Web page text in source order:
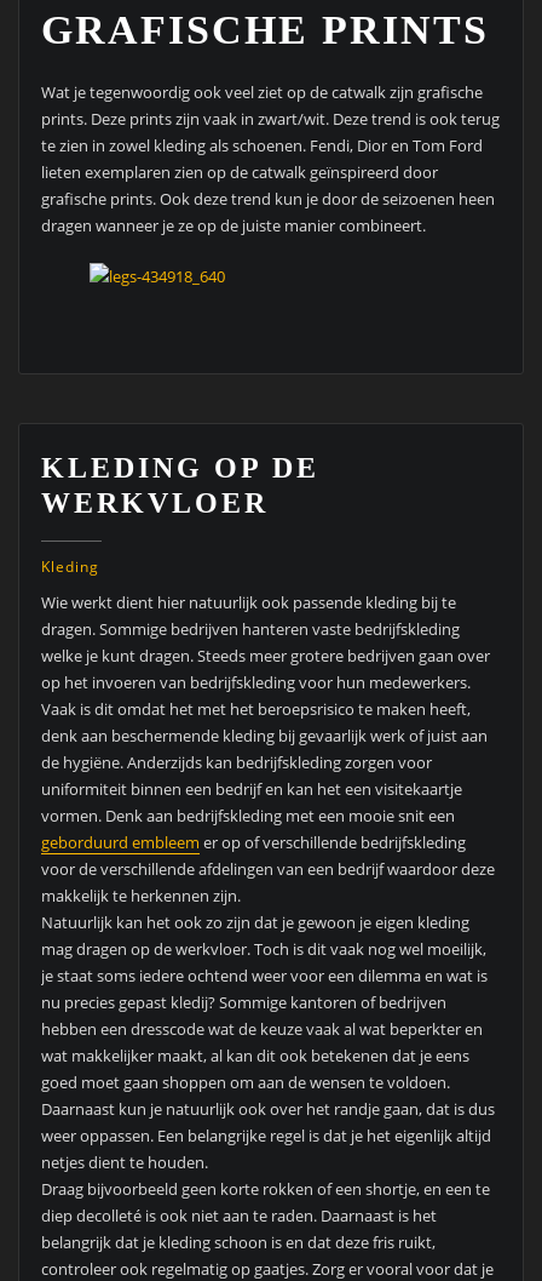
GRAFISCHE PRINTS
Wat je tegenwoordig ook veel ziet op de catwalk zijn grafische
prints. Deze prints zijn vaak in zwart/wit. Deze trend is ook terug
te zien in zowel kleding als schoenen. Fendi, Dior en Tom Ford
lieten exemplaren zien op de catwalk geïnspireerd door
grafische prints. Ook deze trend kun je door de seizoenen heen
dragen wanneer je ze op de juiste manier combineert.
KLEDING OP DE
WERKVLOER
Kleding
Wie werkt dient hier natuurlijk ook passende kleding bij te
dragen. Sommige bedrijven hanteren vaste bedrijfskleding
welke je kunt dragen. Steeds meer grotere bedrijven gaan over
op het invoeren van bedrijfskleding voor hun medewerkers.
Vaak is dit omdat het met het beroepsrisico te maken heeft,
denk aan beschermende kleding bij gevaarlijk werk of juist aan
de hygiëne. Anderzijds kan bedrijfskleding zorgen voor
uniformiteit binnen een bedrijf en kan het een visitekaartje
vormen. Denk aan bedrijfskleding met een mooie snit een
geborduurd embleem er op of verschillende bedrijfskleding
voor de verschillende afdelingen van een bedrijf waardoor deze
makkelijk te herkennen zijn.
Natuurlijk kan het ook zo zijn dat je gewoon je eigen kleding
mag dragen op de werkvloer. Toch is dit vaak nog wel moeilijk,
je staat soms iedere ochtend weer voor een dilemma en wat is
nu precies gepast kledij? Sommige kantoren of bedrijven
hebben een dresscode wat de keuze vaak al wat beperkter en
wat makkelijker maakt, al kan dit ook betekenen dat je eens
goed moet gaan shoppen om aan de wensen te voldoen.
Daarnaast kun je natuurlijk ook over het randje gaan, dat is dus
weer oppassen. Een belangrijke regel is dat je het eigenlijk altijd
netjes dient te houden.
Draag bijvoorbeeld geen korte rokken of een shortje, en een te
diep decolleté is ook niet aan te raden. Daarnaast is het
belangrijk dat je kleding schoon is en dat deze fris ruikt,
controleer ook regelmatig op gaatjes. Zorg er vooral voor dat je